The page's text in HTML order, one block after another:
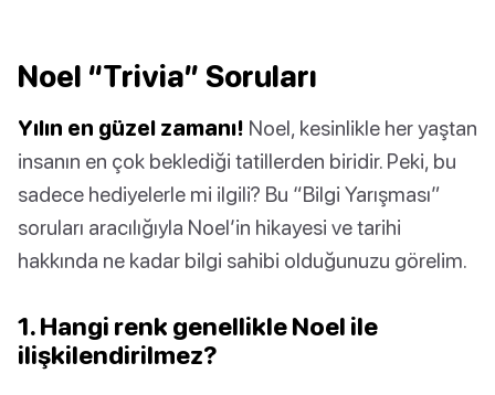
Noel “Trivia” Soruları
Yılın en güzel zamanı! Noel, kesinlikle her yaştan
insanın en çok beklediği tatillerden biridir. Peki, bu
sadece hediyelerle mi ilgili? Bu “Bilgi Yarışması”
soruları aracılığıyla Noel’in hikayesi ve tarihi
hakkında ne kadar bilgi sahibi olduğunuzu görelim.
1. Hangi renk genellikle Noel ile
ilişkilendirilmez?